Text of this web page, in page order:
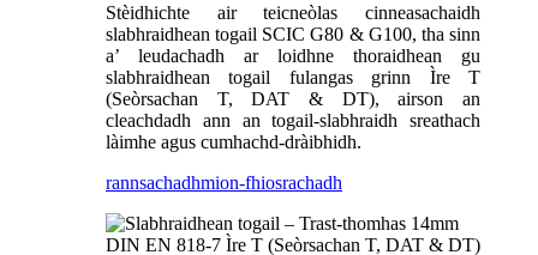
Stèidhichte air teicneòlas cinneasachaidh
slabhraidhean togail SCIC G80 & G100, tha sinn
a’ leudachadh ar loidhne thoraidhean gu
slabhraidhean togail fulangas grinn Ìre T
(Seòrsachan T, DAT & DT), airson an
cleachdadh ann an togail-slabhraidh sreathach
làimhe agus cumhachd-dràibhidh.
rannsachadhmion-fhiosrachadh